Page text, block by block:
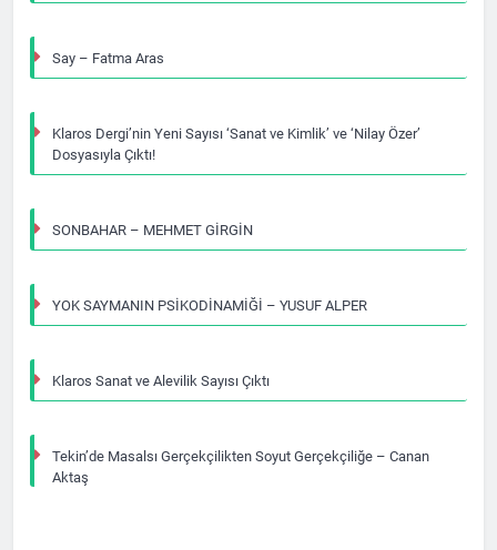
Say – Fatma Aras
Klaros Dergi’nin Yeni Sayısı ‘Sanat ve Kimlik’ ve ‘Nilay Özer’
Dosyasıyla Çıktı!
SONBAHAR – MEHMET GİRGİN
YOK SAYMANIN PSİKODİNAMİĞİ – YUSUF ALPER
Klaros Sanat ve Alevilik Sayısı Çıktı
Tekin’de Masalsı Gerçekçilikten Soyut Gerçekçiliğe – Canan
Aktaş